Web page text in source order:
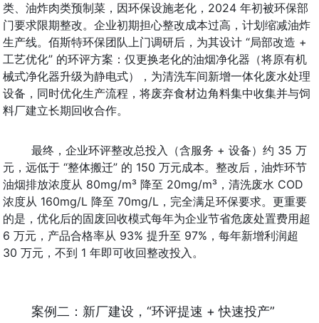
类、油炸肉类预制菜，因环保设施老化，2024 年初被环保部
门要求限期整改。企业初期担心整改成本过高，计划缩减油炸
生产线。佰斯特环保团队上门调研后，为其设计 “局部改造 +
工艺优化” 的环评方案：仅更换老化的油烟净化器（将原有机
械式净化器升级为静电式），为清洗车间新增一体化废水处理
设备，同时优化生产流程，将废弃食材边角料集中收集并与饲
料厂建立长期回收合作。
最终，企业环评整改总投入（含服务 + 设备）约 35 万
元，远低于 “整体搬迁” 的 150 万元成本。整改后，油炸环节
油烟排放浓度从 80mg/m³ 降至 20mg/m³，清洗废水 COD
浓度从 160mg/L 降至 70mg/L，完全满足环保要求。更重要
的是，优化后的固废回收模式每年为企业节省危废处置费用超
6 万元，产品合格率从 93% 提升至 97%，每年新增利润超
30 万元，不到 1 年即可收回整改投入。
案例二：新厂建设，“环评提速 + 快速投产”